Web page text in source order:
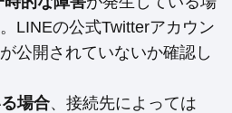
LINEの公式Twitterアカウン
公開されていないか確認し
場合、接続先によっては